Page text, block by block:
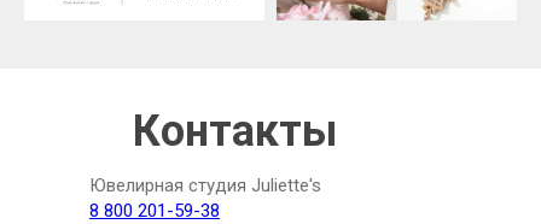
Ювелирная студия Juliette's
8 800 201-59-38
Контакты